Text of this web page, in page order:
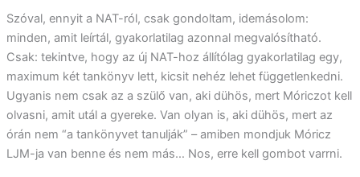
Szóval, ennyit a NAT-ról, csak gondoltam, idemásolom:
minden, amit leírtál, gyakorlatilag azonnal megvalósítható.
Csak: tekintve, hogy az új NAT-hoz állítólag gyakorlatilag egy,
maximum két tankönyv lett, kicsit nehéz lehet függetlenkedni.
Ugyanis nem csak az a szülő van, aki dühös, mert Móriczot kell
olvasni, amit utál a gyereke. Van olyan is, aki dühös, mert az
órán nem “a tankönyvet tanulják” – amiben mondjuk Móricz
LJM-ja van benne és nem más… Nos, erre kell gombot varrni.